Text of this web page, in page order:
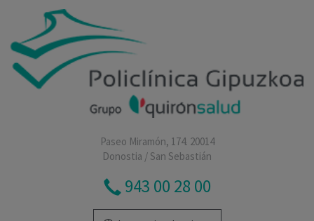
Paseo Miramón, 174. 20014
Donostia / San Sebastián
943 00 28 00